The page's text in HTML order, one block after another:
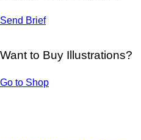
Send Brief
Want to Buy Illustrations?
Go to Shop